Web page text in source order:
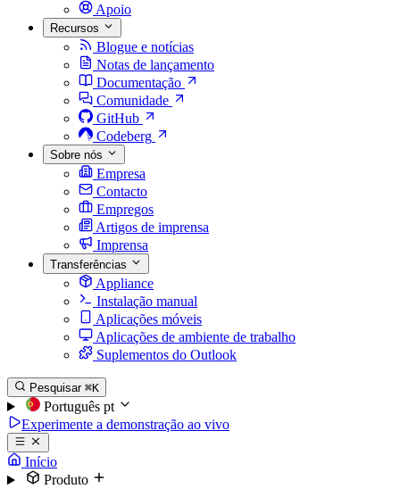
Apoio
Recursos
Blogue e notícias
Notas de lançamento
Documentação
Comunidade
GitHub
Codeberg
Sobre nós
Empresa
Contacto
Empregos
Artigos de imprensa
Imprensa
Transferências
Appliance
Instalação manual
Aplicações móveis
Aplicações de ambiente de trabalho
Suplementos do Outlook
Pesquisar ⌘K
Português pt
Experimente a demonstração ao vivo
Início
Produto